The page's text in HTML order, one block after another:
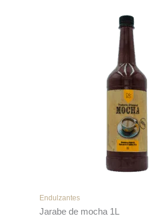
Endulzantes
Jarabe de mocha 1L